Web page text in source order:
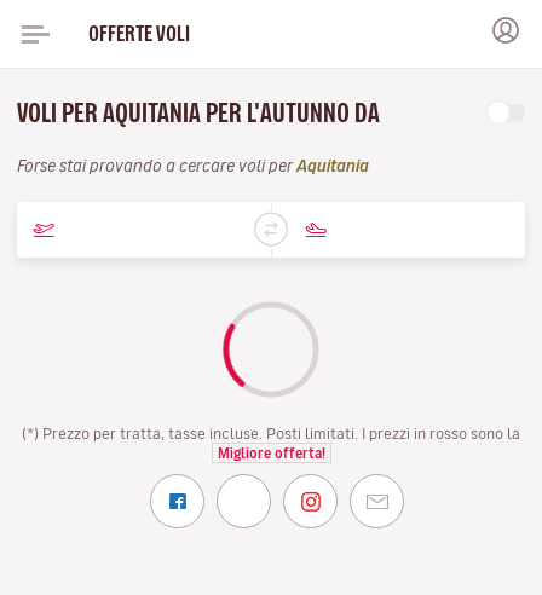
OFFERTE VOLI
VOLI PER AQUITANIA PER L'AUTUNNO DA
Forse stai provando a cercare voli perAquitania
(*) Prezzo per tratta, tasse incluse. Posti limitati. I prezzi in rosso sono la
Migliore offerta!